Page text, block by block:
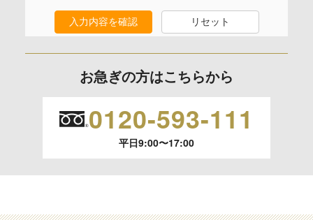
本人が容易に認識できない方法による取得
なし
個人情報保護への取り組み
入力内容を確認 リセット
お急ぎの方はこちらから
0120-593-111
平日9:00〜17:00